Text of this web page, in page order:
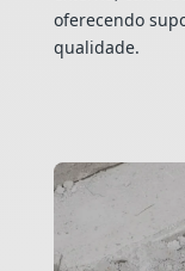
oferecendo
qualidade.